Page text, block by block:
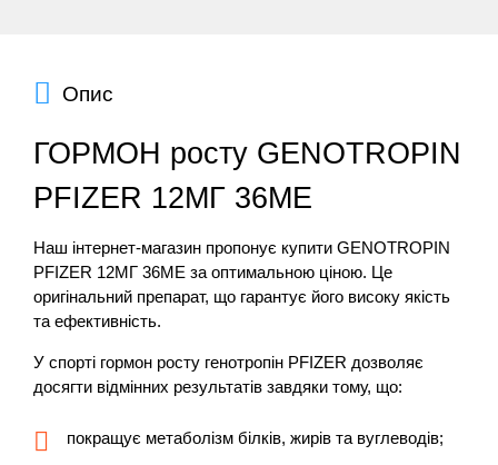
Опис
ГОРМОН росту GENOTROPIN
PFIZER 12МГ 36МЕ
Наш інтернет-магазин пропонує купити GENOTROPIN
PFIZER 12МГ 36МЕ за оптимальною ціною. Це
оригінальний препарат, що гарантує його високу якість
та ефективність.
У спорті гормон росту генотропін PFIZER дозволяє
досягти відмінних результатів завдяки тому, що:
покращує метаболізм білків, жирів та вуглеводів;